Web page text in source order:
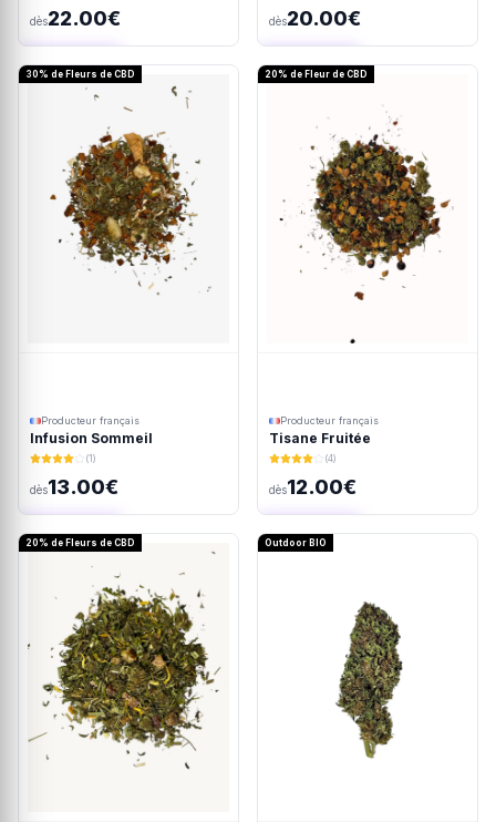
dès22.00€
Ajout rapide
dès20.00€
Ajout rapide
30% de Fleurs de CBD
Producteur français
Infusion Sommeil
(1)
dès13.00€
Ajout rapide
20% de Fleur de CBD
Producteur français
Tisane Fruitée
(4)
dès12.00€
Ajout rapide
20% de Fleurs de CBD Outdoor BIO